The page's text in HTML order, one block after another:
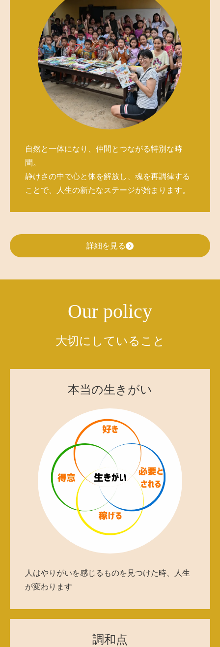
自然と一体になり、仲間とつながる特別な時
間。
静けさの中で心と体を解放し、魂を再調律する
ことで、人生の新たなステージが始まります。
詳細を見る
Our policy
大切にしていること
本当の生きがい
人はやりがいを感じるものを見つけた時、人生
が変わります
調和点